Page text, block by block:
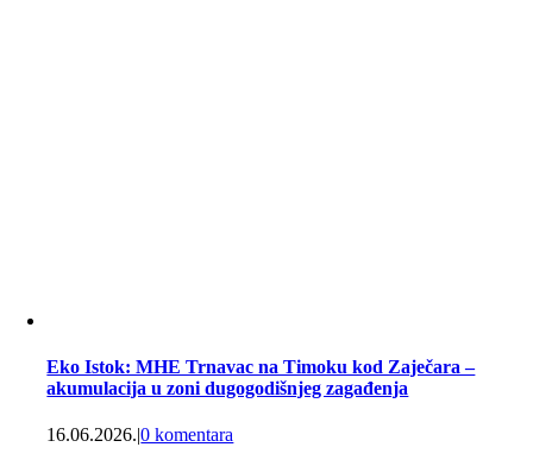
Eko Istok: MHE Trnavac na Timoku kod Zaječara –
akumulacija u zoni dugogodišnjeg zagađenja
16.06.2026.|0 komentara